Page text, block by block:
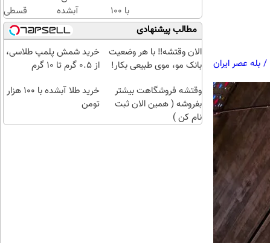
/ بله عصر ایران
سرمایه
ات
محافظت
کنی
)
با ۱۰۰
هزارتومان
(امن و
راحت)
آبشده
حتی با
۱۰۰هزارتومان
قسطی
مطالب پیشنهادی
الان وقتشه‼️ با هر وضعیت
بانک مو، موی طبیعی بکار!
خرید شمش پلمپ طلاسی،
از ۰.۵ گرم تا ۱۰ گرم
وقتشه فروشگاهت بیشتر
بفروشه ( همین الان ثبت
نام کن )
خرید طلا آبشده با 100 هزار
تومن